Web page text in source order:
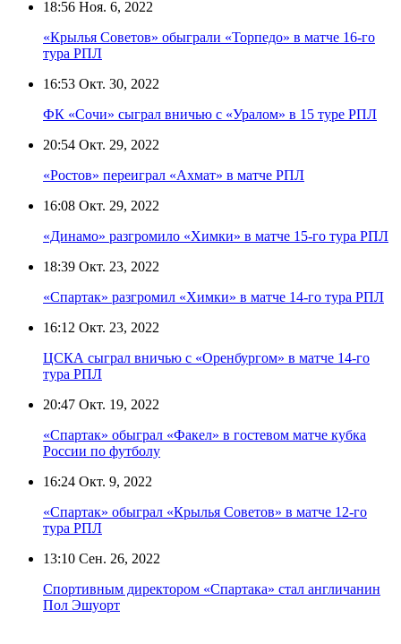
18:56 Ноя. 6, 2022
«Крылья Советов» обыграли «Торпедо» в матче 16-го
тура РПЛ
16:53 Окт. 30, 2022
ФК «Сочи» сыграл вничью с «Уралом» в 15 туре РПЛ
20:54 Окт. 29, 2022
«Ростов» переиграл «Ахмат» в матче РПЛ
16:08 Окт. 29, 2022
«Динамо» разгромило «Химки» в матче 15-го тура РПЛ
18:39 Окт. 23, 2022
«Спартак» разгромил «Химки» в матче 14-го тура РПЛ
16:12 Окт. 23, 2022
ЦСКА сыграл вничью с «Оренбургом» в матче 14-го
тура РПЛ
20:47 Окт. 19, 2022
«Спартак» обыграл «Факел» в гостевом матче кубка
России по футболу
16:24 Окт. 9, 2022
«Спартак» обыграл «Крылья Советов» в матче 12-го
тура РПЛ
13:10 Сен. 26, 2022
Спортивным директором «Спартака» стал англичанин
Пол Эшуорт